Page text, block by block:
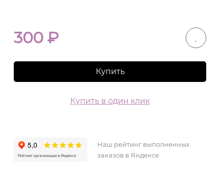
300 ₽
Купить
Купить в один клик
Наш рейтинг выполненных
заказов в Яндексе